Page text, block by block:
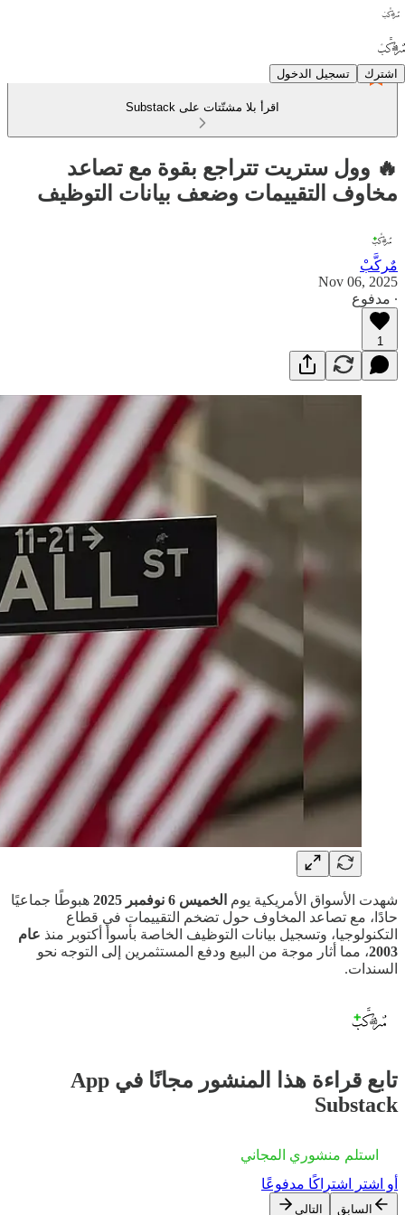
اشترك تسجيل الدخول
اقرأ بلا مشتّتات على Substack
🔥 وول ستريت تتراجع بقوة مع تصاعد
مخاوف التقييمات وضعف بيانات التوظيف
مٌركَّبْ
Nov 06, 2025
∙ مدفوع
1
شهدت الأسواق الأمريكية يوم الخميس 6 نوفمبر 2025
هبوطًا جماعيًا
حادًا، مع تصاعد المخاوف حول تضخم التقييمات في قطاع
التكنولوجيا، وتسجيل بيانات التوظيف الخاصة بأسوأ أكتوبر منذ عام
2003، مما أثار موجة من البيع ودفع المستثمرين إلى التوجه نحو
السندات.
تابع قراءة هذا المنشور مجانًا في App
Substack
استلم منشوري المجاني
أو اشترِ اشتراكًا مدفوعًا
السابق التالي